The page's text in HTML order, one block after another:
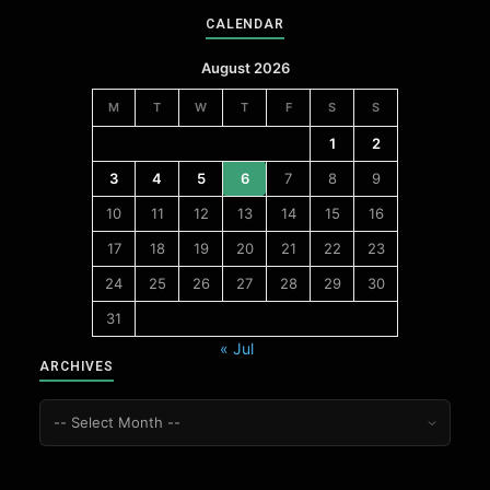
CALENDAR
August 2026
M T W T F S S
1
2
3
4 5 6 7 8
9
10
11 12 13 14 15
16
17
18 19 20 21 22
23
24
25 26 27 28 29
30
31
« Jul
ARCHIVES